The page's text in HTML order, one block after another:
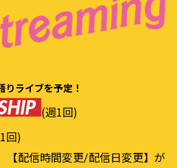
りライブを予定！
(週1回)
回)
【配信時間変更/配信日変更】が